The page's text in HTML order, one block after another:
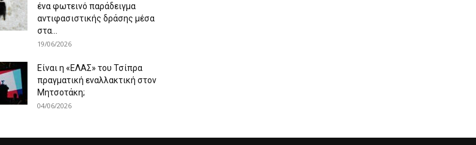
ένα φωτεινό παράδειγμα
αντιφασιστικής δράσης μέσα
στα...
19/06/2026
Είναι η «ΕΛΑΣ» του Τσίπρα
πραγματική εναλλακτική στον
Μητσοτάκη;
04/06/2026